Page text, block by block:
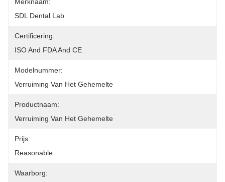
SDL Dental Lab
Certificering:
ISO And FDA And CE
Modelnummer:
Verruiming Van Het Gehemelte
Productnaam:
Verruiming Van Het Gehemelte
Prijs:
Reasonable
Waarborg: